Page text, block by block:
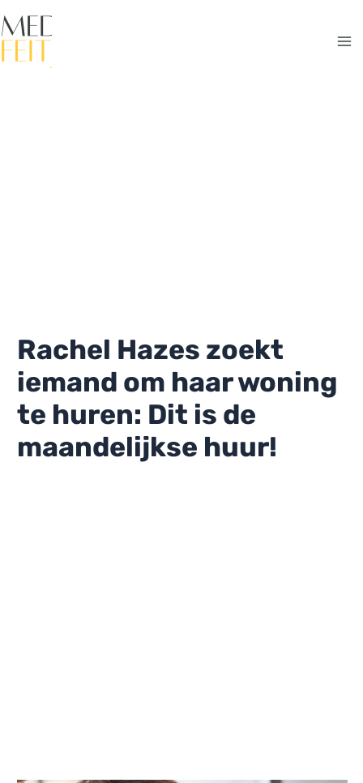
naar
de
Rachel Hazes zoekt
iemand om haar woning
te huren: Dit is de
maandelijkse huur!